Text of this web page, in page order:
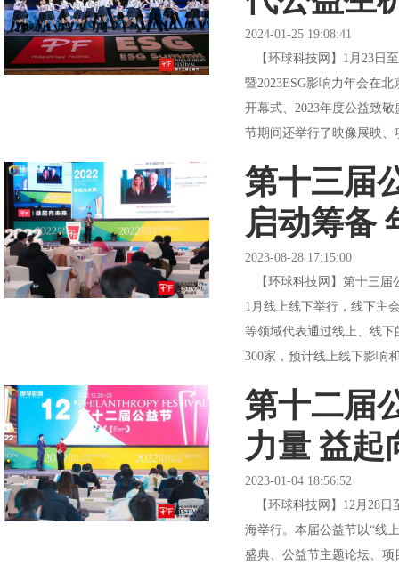
2024-01-25 19:08:41
【环球科技网】1月23日
暨2023ESG影响力年会在
开幕式、2023年度公益致
节期间还举行了映像展映
第十三届
启动筹备
2023-08-28 17:15:00
【环球科技网】第十三届
1月线上线下举行，线下主
等领域代表通过线上、线
300家，预计线上线下影响
第十二届
力量 益起
2023-01-04 18:56:52
【环球科技网】12月28日
海举行。本届公益节以“线
盛典、公益节主题论坛、